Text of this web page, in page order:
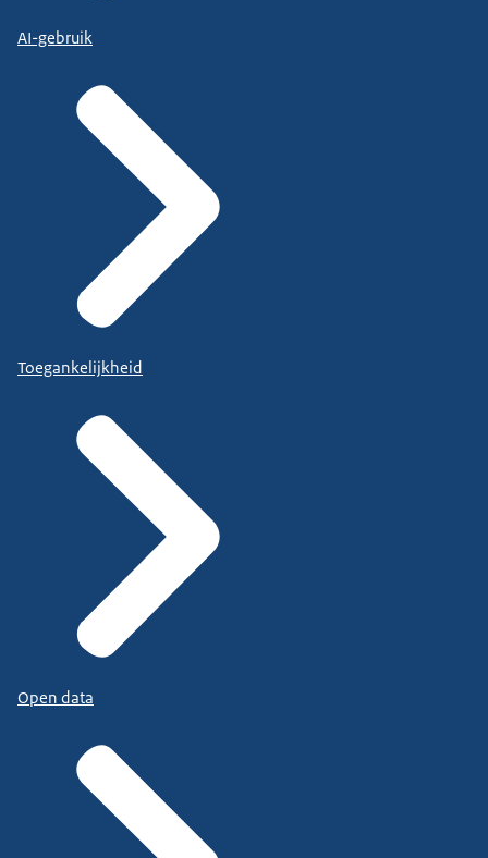
AI-gebruik
Toegankelijkheid
Open data